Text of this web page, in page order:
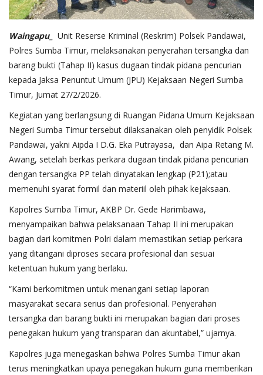
Waingapu_
Unit Reserse Kriminal (Reskrim) Polsek Pandawai,
Polres Sumba Timur, melaksanakan penyerahan tersangka dan
barang bukti (Tahap II) kasus dugaan tindak pidana pencurian
kepada Jaksa Penuntut Umum (JPU) Kejaksaan Negeri Sumba
Timur, Jumat 27/2/2026.
Kegiatan yang berlangsung di Ruangan Pidana Umum Kejaksaan
Negeri Sumba Timur tersebut dilaksanakan oleh penyidik Polsek
Pandawai, yakni Aipda I D.G. Eka Putrayasa, dan Aipa Retang M.
Awang, setelah berkas perkara dugaan tindak pidana pencurian
dengan tersangka PP telah dinyatakan lengkap (P21);atau
memenuhi syarat formil dan materiil oleh pihak kejaksaan.
Kapolres Sumba Timur, AKBP Dr. Gede Harimbawa,
menyampaikan bahwa pelaksanaan Tahap II ini merupakan
bagian dari komitmen Polri dalam memastikan setiap perkara
yang ditangani diproses secara profesional dan sesuai
ketentuan hukum yang berlaku.
“Kami berkomitmen untuk menangani setiap laporan
masyarakat secara serius dan profesional. Penyerahan
tersangka dan barang bukti ini merupakan bagian dari proses
penegakan hukum yang transparan dan akuntabel,” ujarnya.
Kapolres juga menegaskan bahwa Polres Sumba Timur akan
terus meningkatkan upaya penegakan hukum guna memberikan